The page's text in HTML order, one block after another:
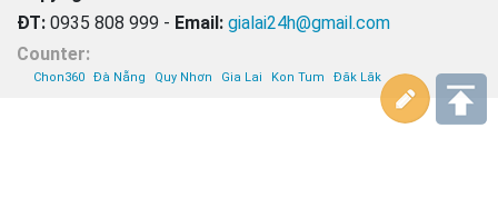
ĐT: 0935 808 999 - Email: gialai24h@gmail.com
Counter:
Chon360 Đà Nẵng Quy Nhơn Gia Lai Kon Tum Đăk Lăk